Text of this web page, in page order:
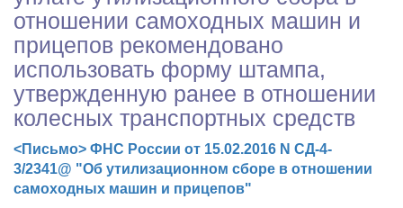
отношении самоходных машин и
прицепов рекомендовано
использовать форму штампа,
утвержденную ранее в отношении
колесных транспортных средств
<Письмо> ФНС России от 15.02.2016 N СД-4-
3/2341@ "Об утилизационном сборе в отношении
самоходных машин и прицепов"